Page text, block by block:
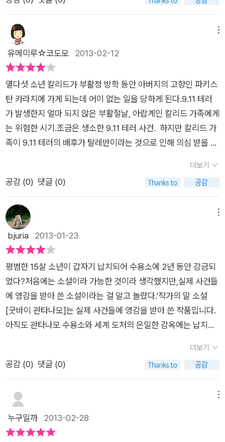
명만 테러범… 나머진 불법 감금관타나모는 미국과 세계 인권단
체들로부터 끊임없는 비판을 받고 있는 곳으로 인권유린, 강제구
금, 기본권 침해 등은 기본으로 침해받고 있는 장소였다는것이 놀
랄뿐더러 주인공으로 보이는 소년은 어렸다.영국에서 태어난 아
랍계 소년 칼리드는 그냥 소년이었다. 나와 같은 청소년.....놀기
부모님 모국인 파키스탄에 있는 친척을 방문하러 간 시간부터 문
제가 생겨버린다. 아버지 실종으로 찾아다니다가 테러범으로 오
인 받고 관타나모 수용소로 끌려가게 된다.그가 테러범 수용소에
납치되어 겪은 2년의 시간에 그 소년이 격는 악몽과 고통 그리고
말할수 없는 가족의 그리고 또한 보이지 않는 원망.수용소라면 나
치시대의 유태인, 대한민국 일제시대의 수용소라는 생각만 했지
현재 동시간에도 벌어지고 있다고 하니 입에서 피라도 도는 기분
시에 느낄정도로 생생하게 다가오면서 실제 사건들에 영감을 받
아 쓴 작품이라고하니 아직도 그곳에 나와 같은 친구들인 청소년
들이 정의란 이름으로 법적 절차도 없이 감금되어 학대받고 있다
는 생각을 하면 구역질이 난다는 것이었습니다.미국 CIA에 고용
된 현지인에게 9.11 테러 용의자로 납치되어 2년간 관타나모 수
용소에서 겪은 역경은 끝없이 이어지는 심문과 고문에 대한 생생
한 묘사는 철저한 사실에 점점 빠젿르수밖에 없고 또한 칼리드의
고문당한 머릿속을 어찌도 글로 표현을 했는지가 생생하게 다가
왔습니다,한 장 한 장은 분노로 다가오다가도 내가 그런한 지역게
들었다.고문속에서 머릿속으로 아빠, 도와줘요. 저들이 나를 죽이
지 못하게 해주세요.라고 필사적으로 말로 끄내지못할 정도로 괴
로운 그아이.관타나모에서 영국에 있는 선생님에게 쓴 편지에서
칼리드는 말한다. '...내가 여기서 배운게 있다면, 미움은 아무것도
바꿀 수 없다는 사실입니다. 미움 받은 사람은 그 미움을 무시할
선택권을 갖고 있습니다. 하지만 미워하는 사람은 자신의 그 격한
유메미루☆코도모 2013-02-12
열다섯 소년 칼리드가 부활정 방학 동안 아버지의 고향인 파키스
탄 카라치에 가게 되는데 어이 없는 일을 당하게 된다.9.11 테러
가 발생한지 얼마 되지 않은 부활절날, 아랍계인 칼리드 가족에게
는 위험한 시기.조금은 생소한 9.11 테러 사건. 하지만 칼리드 가
족이 9.11 테러의 배후가 탈레반이라는 것으로 인해 의심 받을 것
러나 휴식을 즐기고 있던 참 미국 CIA 요원에게 테러 용의자로
잡혀 수용소로 가게 된다. 이게 무슨 봉변인 것일까. 가족들과 부
활절 방학을 지내러 왔다가 15살이라는 어린 나이에 애꿎게 용의
자로 지목받아수용소에 갇히게 된 칼리드.나와는 세살 차이밖에
나지 않는 평범한 소년 칼리드. 전혀 나에게는 생각조차 할 수 없
는 수용소 생활이다. 정상적인 생활조차 할 수 없는 곳.범죄자들
간. 자신은 테러범이 아닌 15살 학생이라는 외침은 그 누구도 받
아 주지 않는다.이것은 억울함을 넘어서서 정말 내 인생이 무너지
는 듯 한 느낌일 것이다.또래는 눈 씻고 찾아볼 수도 없고 나는 사
람 취급을 해주지 않는 수용소.적나라하게 관타나모 수용소의 생
활과 끔찍한 간수들의 태도는 그저 제 3자의 관점으로보는 나조
차도 소름이 끼치고 잔인하다.그것을 몸소 겪고, 전혀 금시초문인
사건에 휩쓸리게 된 칼리드에게는 얼마나 가혹할까. 요즘에도 문
린 학생 칼리드, 이 칼리드는 어떤 학생이나 사람을 지칭하는 것
뿐만 아니라갈등 사이에 무고하게 희생하고 그 가혹함을 겪게 된
모든 사람들과 나라를 표현하는걸꺼다. 칼리드를 통하여 작가는
무엇을 보여주고 싶었을까.인권 존중 따위 찾아 볼수 없는 관타나
더보기
공감 (0) 댓글 (0)
bjuria 2013-01-23
평범한 15살 소년이 갑자기 납치되어 수용소에 2년 동안 감금되
었다?처음에는 소설이라 가능한 것이라 생각했지만,실제 사건들
에 영감을 받아 쓴 소설이라는 걸 알고 놀랐다.'작가의 말 소설
[굿바이 관타나모]는 실제 사건들에 영감을 받아 쓴 작품입니다.
아직도 관타나모 수용소와 세계 도처의 은밀한 감옥에는 납치된
대받고 있습니다.'앞부분에 주인공인 칼리드의 너무나 평범하고
일상적인 생활이 나온다.그래서 도대체 어떻게 수용소로 끌려가
하고 학교 성적을 걱정하고 컴퓨터 게임을 좋아한다.엄마는 터키
출신이고 아빠는 파키스탄 출신이고 자신은 영국인인 15세 칼리
드는 어느 날,집안의 일로 처음으로 파키스탄에 가게 된다.그리고
더보기
공감 (0) 댓글 (0)
누구일까 2013-02-28